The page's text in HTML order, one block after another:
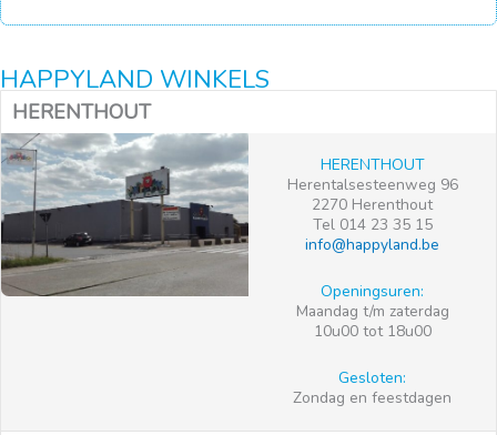
HAPPYLAND WINKELS
HERENTHOUT
HERENTHOUT
Herentalsesteenweg 96
2270 Herenthout
Tel 014 23 35 15
info@happyland.be
Openingsuren:
Maandag t/m zaterdag
10u00 tot 18u00
Gesloten:
Zondag en feestdagen